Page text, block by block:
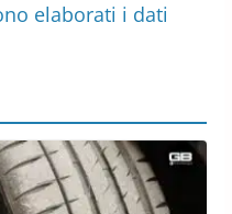
elaborati i dati